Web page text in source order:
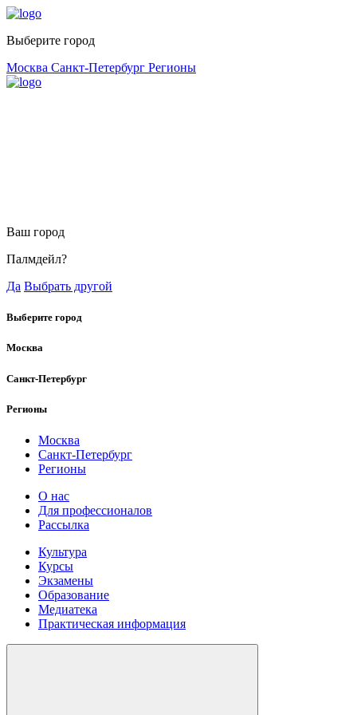
Выберите город
Москва Санкт-Петербург Регионы
Ваш город
Палмдейл?
Да Выбрать другой
Выберите город
Москва
Санкт-Петербург
Регионы
Москва
Санкт-Петербург
Регионы
О нас
Для профессионалов
Рассылка
Культура
Курсы
Экзамены
Образование
Медиатека
Практическая информация